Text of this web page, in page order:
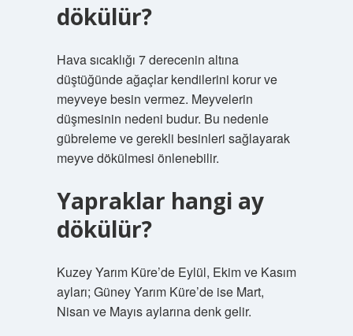
dökülür?
Hava sıcaklığı 7 derecenin altına
düştüğünde ağaçlar kendilerini korur ve
meyveye besin vermez. Meyvelerin
düşmesinin nedeni budur. Bu nedenle
gübreleme ve gerekli besinleri sağlayarak
meyve dökülmesi önlenebilir.
Yapraklar hangi ay
dökülür?
Kuzey Yarım Küre’de Eylül, Ekim ve Kasım
ayları; Güney Yarım Küre’de ise Mart,
Nisan ve Mayıs aylarına denk gelir.